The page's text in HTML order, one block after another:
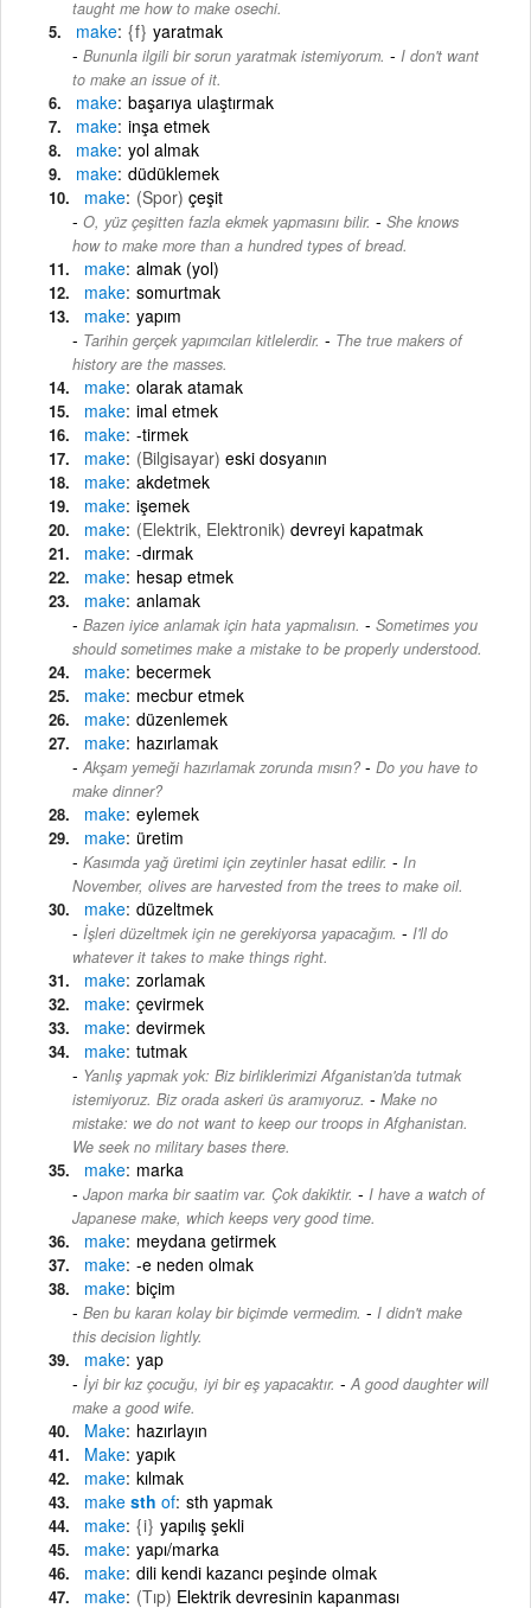
taught me how to make osechi.
make {f} yaratmak
Bununla ilgili bir sorun yaratmak istemiyorum. - I don't want
to make an issue of it.
make başarıya ulaştırmak
make inşa etmek
make yol almak
make düdüklemek
make (Spor) çeşit
O, yüz çeşitten fazla ekmek yapmasını bilir. - She knows
how to make more than a hundred types of bread.
make almak (yol)
make somurtmak
make yapım
Tarihin gerçek yapımcıları kitlelerdir. - The true makers of
history are the masses.
make olarak atamak
make imal etmek
make -tirmek
make (Bilgisayar) eski dosyanın
make akdetmek
make işemek
make (Elektrik, Elektronik) devreyi kapatmak
make -dırmak
make hesap etmek
make anlamak
Bazen iyice anlamak için hata yapmalısın. - Sometimes you
should sometimes make a mistake to be properly understood.
make becermek
make mecbur etmek
make düzenlemek
make hazırlamak
Akşam yemeği hazırlamak zorunda mısın? - Do you have to
make dinner?
make eylemek
make üretim
Kasımda yağ üretimi için zeytinler hasat edilir. - In
November, olives are harvested from the trees to make oil.
make düzeltmek
İşleri düzeltmek için ne gerekiyorsa yapacağım. - I'll do
whatever it takes to make things right.
make zorlamak
make çevirmek
make devirmek
make tutmak
Yanlış yapmak yok: Biz birliklerimizi Afganistan'da tutmak
istemiyoruz. Biz orada askeri üs aramıyoruz. - Make no
mistake: we do not want to keep our troops in Afghanistan.
We seek no military bases there.
make marka
Japon marka bir saatim var. Çok dakiktir. - I have a watch of
Japanese make, which keeps very good time.
make meydana getirmek
make -e neden olmak
make biçim
Ben bu kararı kolay bir biçimde vermedim. - I didn't make
this decision lightly.
make yap
İyi bir kız çocuğu, iyi bir eş yapacaktır. - A good daughter will
make a good wife.
Make hazırlayın
Make yapık
make kılmak
make sth of sth yapmak
make {i} yapılış şekli
make yapı/marka
make dili kendi kazancı peşinde olmak
make (Tıp) Elektrik devresinin kapanması